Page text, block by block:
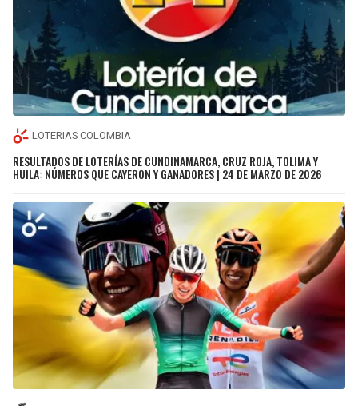
LOTERIAS COLOMBIA
RESULTADOS DE LOTERÍAS DE CUNDINAMARCA, CRUZ ROJA, TOLIMA Y
HUILA: NÚMEROS QUE CAYERON Y GANADORES | 24 DE MARZO DE 2026